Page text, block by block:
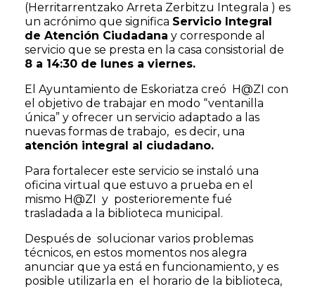
(Herritarrentzako Arreta Zerbitzu Integrala ) es
un acrónimo que significa Servicio Integral
de Atención Ciudadana y corresponde al
servicio que se presta en la casa consistorial de
8 a 14:30 de lunes a viernes.
El Ayuntamiento de Eskoriatza creó H@ZI con
el objetivo de trabajar en modo “ventanilla
única” y ofrecer un servicio adaptado a las
nuevas formas de trabajo, es decir, una
atención integral al ciudadano.
Para fortalecer este servicio se instaló una
oficina virtual que estuvo a prueba en el
mismo H@ZI y posterioremente fué
trasladada a la biblioteca municipal.
Después de solucionar varios problemas
técnicos, en estos momentos nos alegra
anunciar que ya está en funcionamiento, y es
posible utilizarla en el horario de la biblioteca,